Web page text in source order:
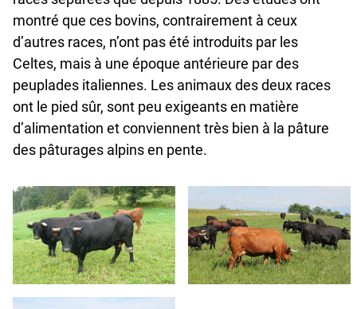
montré que ces bovins, contrairement à ceux
d’autres races, n’ont pas été introduits par les
Celtes, mais à une époque antérieure par des
peuplades italiennes. Les animaux des deux races
ont le pied sûr, sont peu exigeants en matière
d’alimentation et conviennent très bien à la pâture
des pâturages alpins en pente.